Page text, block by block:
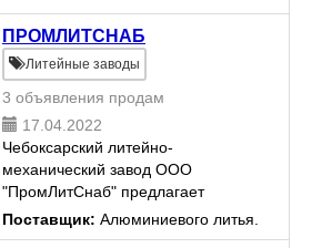
материалами и
принадлежностями машин
ПРОМЛИТСНАБ
Литейные заводы
3 объявления продам
17.04.2022
Чебоксарский литейно-
механический завод ООО
"ПромЛитСнаб" предлагает
услуги по производству литых
деталей из алюминия и цветных
Поставщик: Алюминиевого литья.